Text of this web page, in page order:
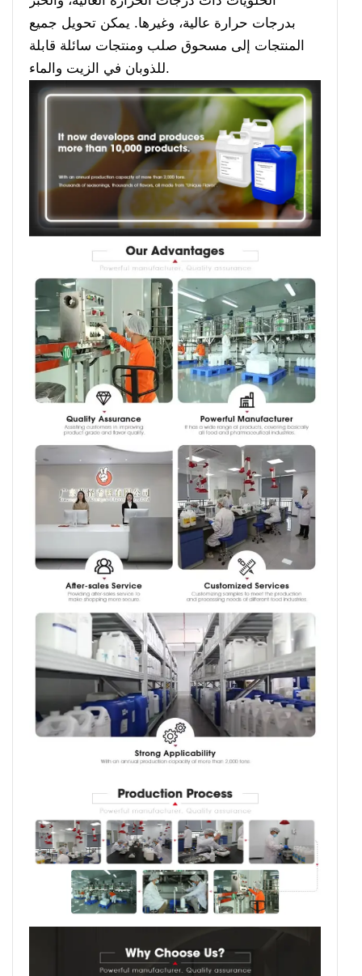
بدرجات حرارة عالية، وغيرها. يمكن تحويل جميع
المنتجات إلى مسحوق صلب ومنتجات سائلة قابلة
للذوبان في الزيت والماء.